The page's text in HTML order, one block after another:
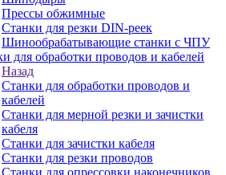
Прессы обжимные
Станки для резки DIN-реек
Шинообрабатывающие станки с ЧПУ
для обработки проводов и кабелей
Назад
Станки для обработки проводов и
кабелей
Станки для мерной резки и зачистки
кабеля
Станки для зачистки кабеля
Станки для резки проводов
Станки для опрессовки наконечников